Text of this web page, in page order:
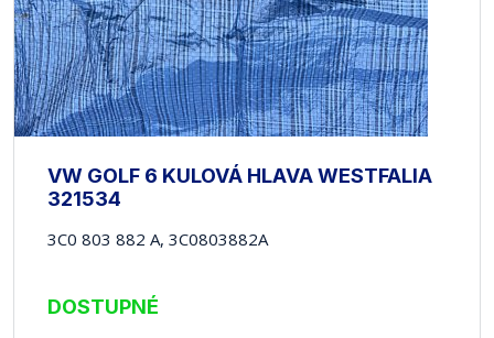
VW GOLF 6 KULOVÁ HLAVA WESTFALIA
321534
3C0 803 882 A, 3C0803882A
DOSTUPNÉ